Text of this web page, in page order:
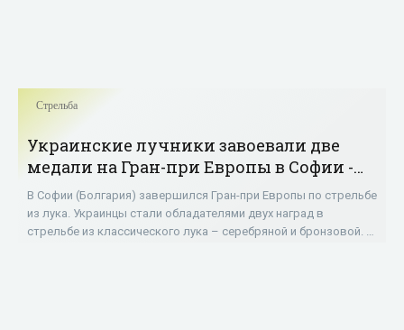
Стрельба
Украинские лучники завоевали две
медали на Гран-при Европы в Софии -
«Стрельба»
В Софии (Болгария) завершился Гран-при Европы по стрельбе
из лука. Украинцы стали обладателями двух наград в
стрельбе из классического лука – серебряной и бронзовой. В